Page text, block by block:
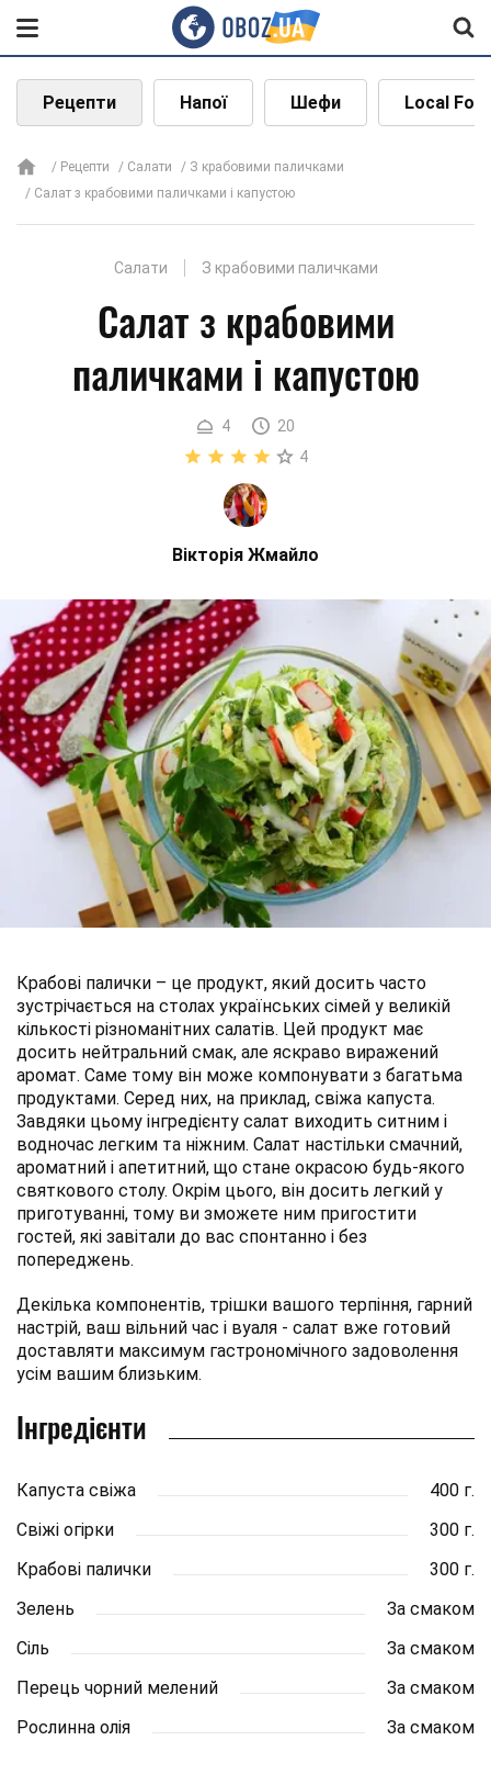
Рецепти Напої Шефи Local
Рецепти Салати
З крабовими паличками
Салат з крабовими паличками і капустою
Салати З крабовими паличками
Салат з крабовими
паличками і капустою
4
20
4
Вікторія Жмайло
Крабові палички – це продукт, який досить часто
зустрічається на столах українських сімей у великій
кількості різноманітних салатів. Цей продукт має
досить нейтральний смак, але яскраво виражений
аромат. Саме тому він може компонувати з багатьма
продуктами. Серед них, на приклад, свіжа капуста.
Завдяки цьому інгредієнту салат виходить ситним і
водночас легким та ніжним. Салат настільки смачний,
ароматний і апетитний, що стане окрасою будь-якого
святкового столу. Окрім цього, він досить легкий у
приготуванні, тому ви зможете ним пригостити
гостей, які завітали до вас спонтанно і без
попереджень.
Декілька компонентів, трішки вашого терпіння, гарний
настрій, ваш вільний час і вуаля - салат вже готовий
доставляти максимум гастрономічного задоволення
усім вашим близьким.
Інгредієнти
Капуста свіжа
400 г.
Свіжі огірки
300 г.
Крабові палички
300 г.
Зелень
За смаком
Сіль
За смаком
Перець чорний мелений
За смаком
Рослинна олія
За смаком